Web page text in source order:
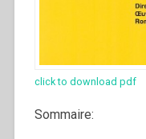
click to download pdf
Sommaire: